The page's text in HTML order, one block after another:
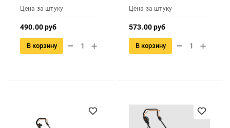
Цена за штуку
490.00 руб
В корзину
Цена за штуку
573.00 руб
В корзину